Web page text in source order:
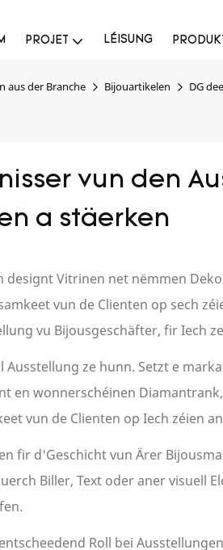
PROJET LÉISUNG
aus der Branche Bijouartikelen DG
vun den
a stäerken
designt Vitrinen net nëmmen
vun de Clienten op sech
vu Bijousgeschäfter, fir Iech
Ausstellung ze hunn. Setzt e
en wonnerschéinen
vun de Clienten op Iech zéien
fir d'Geschicht vun Ärer
Biller, Text oder aner visuell
Roll bei